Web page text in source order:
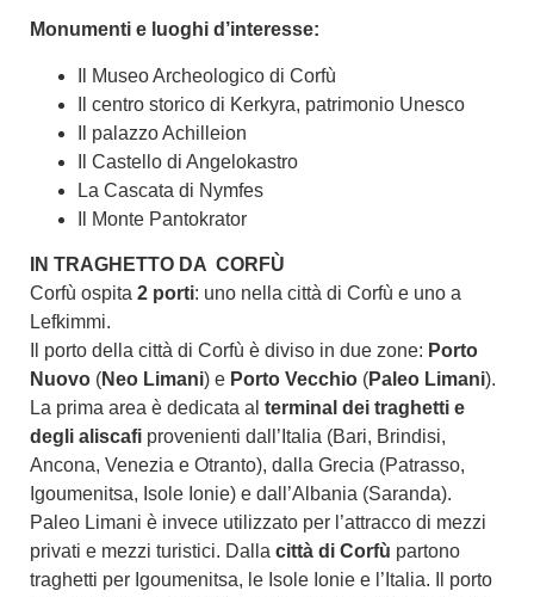
Monumenti e luoghi d’interesse:
Il Museo Archeologico di Corfù
Il centro storico di Kerkyra, patrimonio Unesco
Il palazzo Achilleion
Il Castello di Angelokastro
La Cascata di Nymfes
Il Monte Pantokrator
IN TRAGHETTO DA CORFÙ
Corfù ospita 2 porti: uno nella città di Corfù e uno a
Lefkimmi.
Il porto della città di Corfù è diviso in due zone: Porto
Nuovo (Neo Limani) e Porto Vecchio (Paleo Limani).
La prima area è dedicata al terminal dei traghetti e
degli aliscafi provenienti dall’Italia (Bari, Brindisi,
Ancona, Venezia e Otranto), dalla Grecia (Patrasso,
Igoumenitsa, Isole Ionie) e dall’Albania (Saranda).
Paleo Limani è invece utilizzato per l’attracco di mezzi
privati e mezzi turistici. Dalla città di Corfù partono
traghetti per Igoumenitsa, le Isole Ionie e l’Italia. Il porto